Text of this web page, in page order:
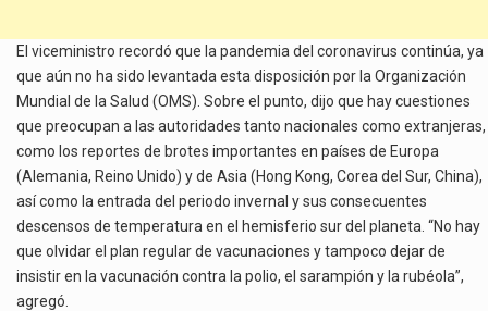
El viceministro recordó que la pandemia del coronavirus continúa, ya
que aún no ha sido levantada esta disposición por la Organización
Mundial de la Salud (OMS). Sobre el punto, dijo que hay cuestiones
que preocupan a las autoridades tanto nacionales como extranjeras,
como los reportes de brotes importantes en países de Europa
(Alemania, Reino Unido) y de Asia (Hong Kong, Corea del Sur, China),
así como la entrada del periodo invernal y sus consecuentes
descensos de temperatura en el hemisferio sur del planeta. “No hay
que olvidar el plan regular de vacunaciones y tampoco dejar de
insistir en la vacunación contra la polio, el sarampión y la rubéola”,
agregó.